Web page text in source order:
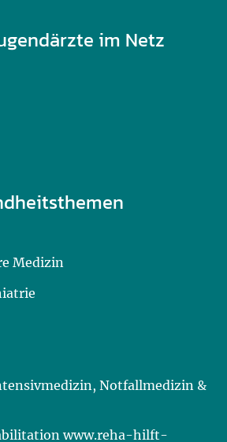
im Netz
Medizin
Notfallmedizin &
www.reha-hilft-